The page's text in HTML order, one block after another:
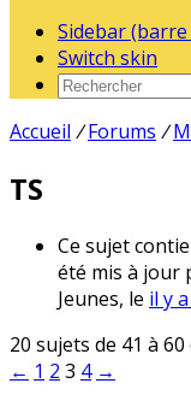
Sidebar
Switch skin
Accueil / Forums /
TS
Ce sujet
été mis à jour
Jeunes, le il y
20 sujets de 41 à
← 1 2 3 4 →